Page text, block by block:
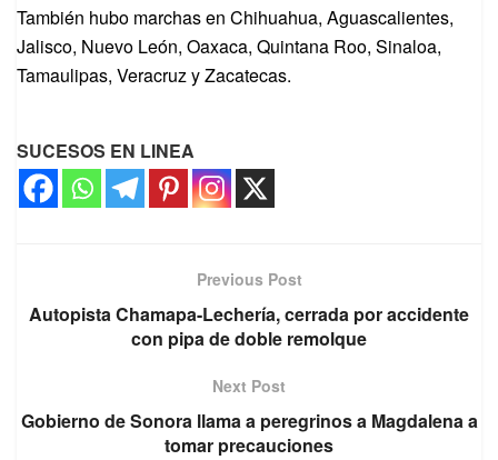
También hubo marchas en Chihuahua, Aguascalientes,
Jalisco, Nuevo León, Oaxaca, Quintana Roo, Sinaloa,
Tamaulipas, Veracruz y Zacatecas.
SUCESOS EN LINEA
Previous Post
Autopista Chamapa-Lechería, cerrada por accidente
con pipa de doble remolque
Next Post
Gobierno de Sonora llama a peregrinos a Magdalena a
tomar precauciones